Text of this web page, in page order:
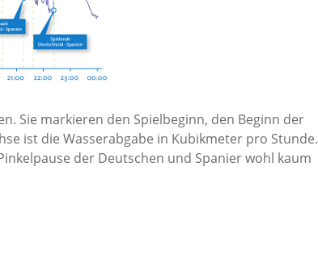
Sie markieren den Spielbeginn, den Beginn der
ist die Wasserabgabe in Kubikmeter pro Stunde.
der Deutschen und Spanier wohl kaum